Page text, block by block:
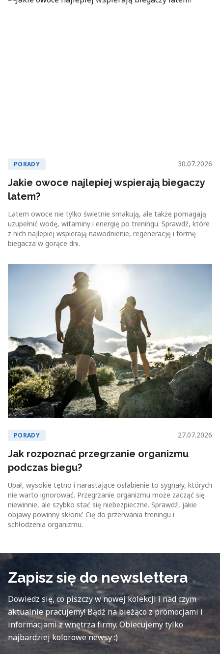
PORADY 30.07.2026
Jakie owoce najlepiej wspierają biegaczy
latem?
Latem owoce nie tylko świetnie smakują, ale także pomagają
uzupełnić wodę, witaminy i energię po treningu. Sprawdź, które
z nich najlepiej wspierają nawodnienie, regenerację i formę
biegacza w gorące dni.
PORADY 27.07.2026
Jak rozpoznać przegrzanie organizmu
podczas biegu?
Upał, wysokie tętno i narastające osłabienie to sygnały, których
nie warto ignorować. Przegrzanie organizmu może zacząć się
niewinnie, ale szybko stać się niebezpieczne. Sprawdź, jakie
objawy powinny skłonić Cię do przerwania treningu i
schłodzenia organizmu.
Zapisz się do newslettera
Dowiedz się, co piszczy w nowej kolekcji i nad czym
aktualnie pracujemy! Bądź na bieżąco z promocjami i
informacjami z wnętrza firmy. Obiecujemy tylko
najbardziej kolorowe newsy :)